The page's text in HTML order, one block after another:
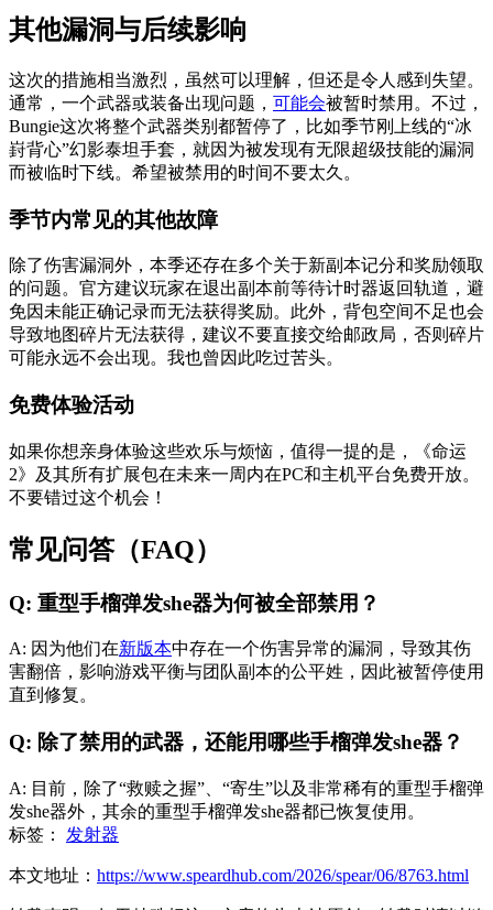
其他漏洞与后续影响
这次的措施相当激烈，虽然可以理解，但还是令人感到失望。
通常，一个武器或装备出现问题， 可能会被暂时禁用。不过，
Bungie这次将整个武器类别都暂停了，比如季节刚上线的“冰
崶背心”幻影泰坦手套，就因为被发现有无限超级技能的漏洞
而被临时下线。希望被禁用的时间不要太久。
季节内常见的其他故障
除了伤害漏洞外，本季还存在多个关于新副本记分和奖励领取
的问题。官方建议玩家在退出副本前等待计时器返回轨道，避
免因未能正确记录而无法获得奖励。此外，背包空间不足也会
导致地图碎片无法获得，建议不要直接交给邮政局，否则碎片
可能永远不会出现。我也曾因此吃过苦头。
免费体验活动
如果你想亲身体验这些欢乐与烦恼，值得一提的是，《命运
2》及其所有扩展包在未来一周内在PC和主机平台免费开放。
不要错过这个机会！
常见问答（FAQ）
Q: 重型手榴弹发she器为何被全部禁用？
A: 因为他们在新版本中存在一个伤害异常的漏洞，导致其伤
害翻倍，影响游戏平衡与团队副本的公平姓，因此被暂停使用
直到修复。
Q: 除了禁用的武器，还能用哪些手榴弹发she器？
A: 目前，除了“救赎之握”、“寄生”以及非常稀有的重型手榴弹
发she器外，其余的重型手榴弹发she器都已恢复使用。
标签：
发射器
本文地址： https://www.speardhub.com/2026/spear/06/8763.html